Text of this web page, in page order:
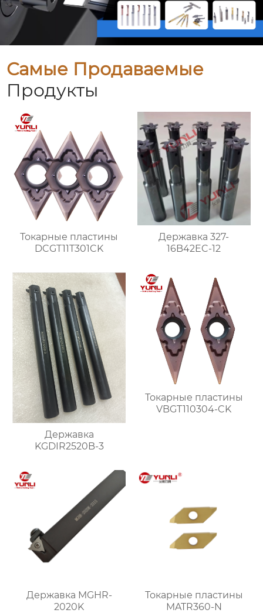
Самые Продаваемые
Продукты
Токарные пластины
DCGT11T301CK
Державка 327-
16B42EC-12
Державка
KGDIR2520B-3
Токарные пластины
VBGT110304-CK
Державка MGHR-
2020K
Токарные пластины
MATR360-N